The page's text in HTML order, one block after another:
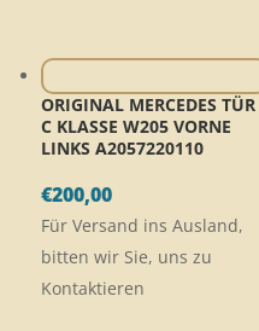
ORIGINAL MERCEDES TÜR
C KLASSE W205 VORNE
LINKS A2057220110
€200,00
Für Versand ins Ausland,
bitten wir Sie, uns zu
Kontaktieren